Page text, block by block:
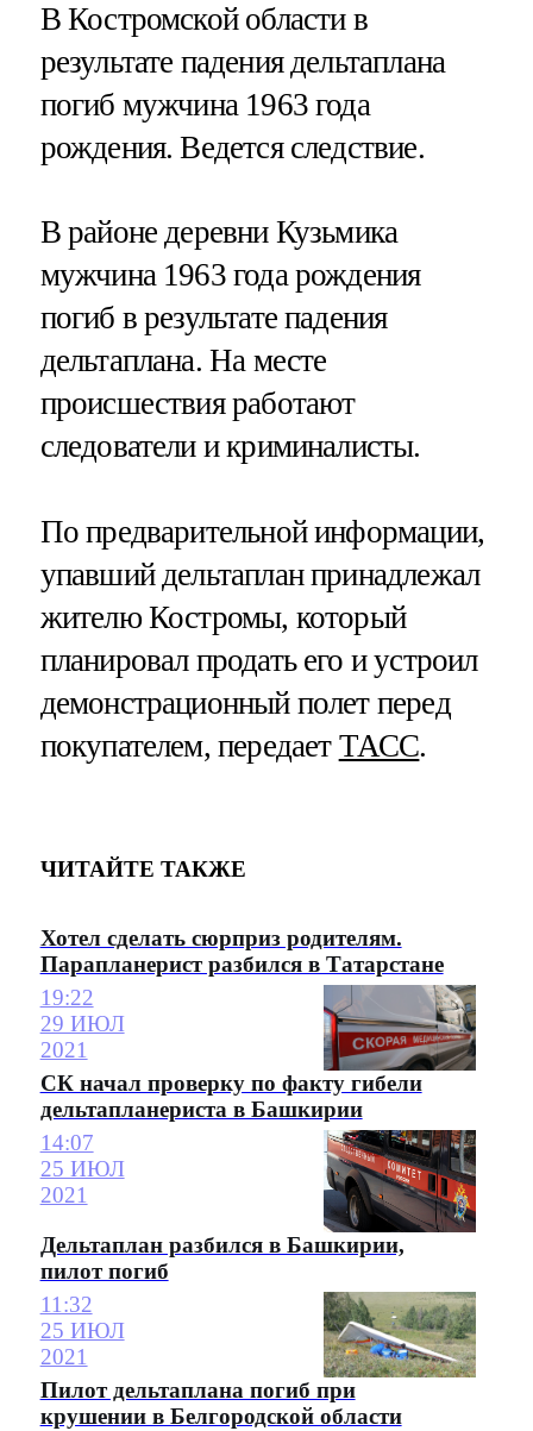
В Костромской области в
результате падения дельтаплана
погиб мужчина 1963 года
рождения. Ведется следствие.
В районе деревни Кузьмика
мужчина 1963 года рождения
погиб в результате падения
дельтаплана. На месте
происшествия работают
следователи и криминалисты.
По предварительной информации,
упавший дельтаплан принадлежал
жителю Костромы, который
планировал продать его и устроил
демонстрационный полет перед
покупателем, передает ТАСС.
ЧИТАЙТЕ ТАКЖЕ
Хотел сделать сюрприз родителям.
Парапланерист разбился в Татарстане
19:22
29 ИЮЛ
2021
СК начал проверку по факту гибели
дельтапланериста в Башкирии
14:07
25 ИЮЛ
2021
Дельтаплан разбился в Башкирии,
пилот погиб
11:32
25 ИЮЛ
2021
Пилот дельтаплана погиб при
крушении в Белгородской области